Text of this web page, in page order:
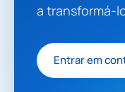
a transformá-
Entrar em